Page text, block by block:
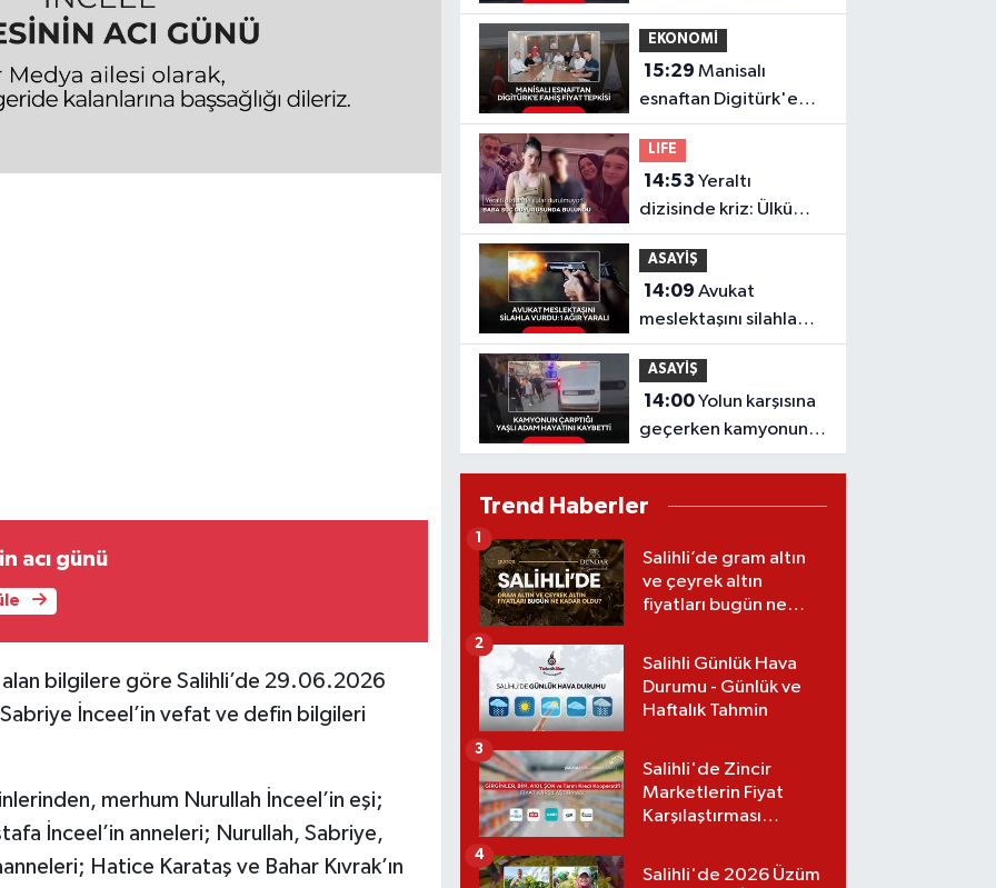
acı günü
alan bilgilere göre Salihli’de 29.06.2026
İnceel’in vefat ve defin bilgileri
merhum Nurullah İnceel’in eşi;
İnceel’in anneleri; Nurullah, Sabriye,
Hatice Karataş ve Bahar Kıvrak’ın
acı haber: Genç
doktor denizde
boğuldu
EKONOMİ
15:29 Manisalı
esnaftan Digitürk'e
fahiş fiyat isyanı
LIFE
14:53 Yeraltı
dizisinde kriz: Ülkü
Hilal Çiftçi'nin
babasından Hakan
Çelebi ve OnTalent
Menajerlik hakkında
suç duyurusu
ASAYİŞ
14:09 Avukat
meslektaşını silahla
vurdu: 1 ağır yaralı
ASAYİŞ
14:00Yolun karşısına
geçerken kamyonun
çarptığı yaşlı adam
Trend Haberler
Salihli’de gram altın
ve çeyrek altın
fiyatları bugün ne
(06.08.2026)
1
Salihli Günlük Hava
Durumu - Günlük ve
Haftalık Tahmin
2
Salihli'de Zincir
Marketlerin Fiyat
Karşılaştırması
3
Salihli'de 2026 Üzüm
4